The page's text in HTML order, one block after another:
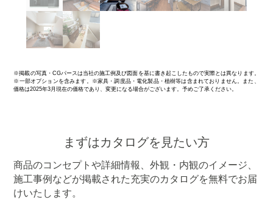
※掲載の写真・CGパースは当社の施工例及び図面を基に書き起こしたもので実際とは異なります。
※一部オプションを含みます。※家具・調度品・電化製品・植樹等は含まれておりません。また、
価格は2025年3月現在の価格であり、変更になる場合がございます。予めご了承ください。
まずはカタログを見たい方
商品のコンセプトや詳細情報、外観・内観のイメージ、
施工事例などが掲載された充実のカタログを無料でお届
けいたします。